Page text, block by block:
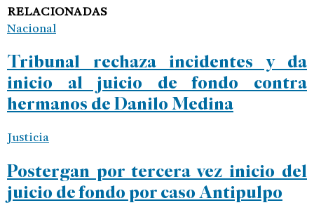
RELACIONADAS
Nacional
Tribunal rechaza incidentes y da
inicio al juicio de fondo contra
hermanos de Danilo Medina
Justicia
Postergan por tercera vez inicio del
juicio de fondo por caso Antipulpo